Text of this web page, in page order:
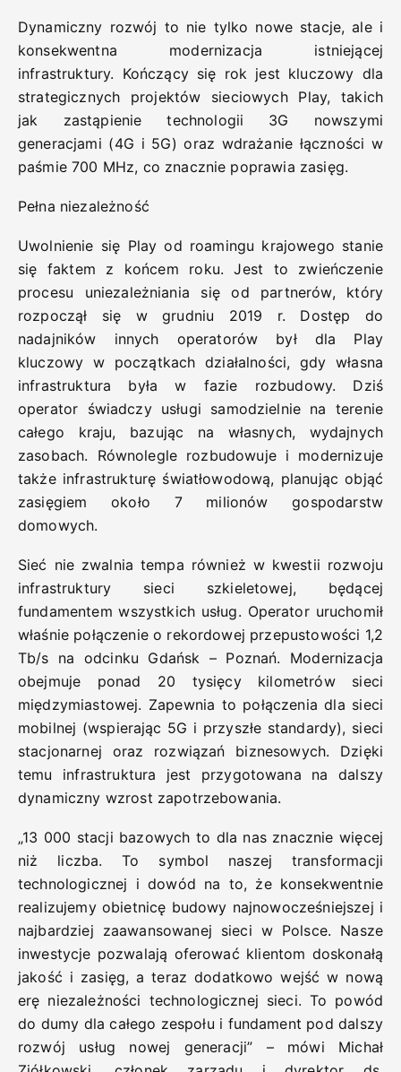
Dynamiczny rozwój to nie tylko nowe stacje, ale i
konsekwentna modernizacja istniejącej
infrastruktury. Kończący się rok jest kluczowy dla
strategicznych projektów sieciowych Play, takich
jak zastąpienie technologii 3G nowszymi
generacjami (4G i 5G) oraz wdrażanie łączności w
paśmie 700 MHz, co znacznie poprawia zasięg.
Pełna niezależność
Uwolnienie się Play od roamingu krajowego stanie
się faktem z końcem roku. Jest to zwieńczenie
procesu uniezależniania się od partnerów, który
rozpoczął się w grudniu 2019 r. Dostęp do
nadajników innych operatorów był dla Play
kluczowy w początkach działalności, gdy własna
infrastruktura była w fazie rozbudowy. Dziś
operator świadczy usługi samodzielnie na terenie
całego kraju, bazując na własnych, wydajnych
zasobach. Równolegle rozbudowuje i modernizuje
także infrastrukturę światłowodową, planując objąć
zasięgiem około 7 milionów gospodarstw
domowych.
Sieć nie zwalnia tempa również w kwestii rozwoju
infrastruktury sieci szkieletowej, będącej
fundamentem wszystkich usług. Operator uruchomił
właśnie połączenie o rekordowej przepustowości 1,2
Tb/s na odcinku Gdańsk – Poznań. Modernizacja
obejmuje ponad 20 tysięcy kilometrów sieci
międzymiastowej. Zapewnia to połączenia dla sieci
mobilnej (wspierając 5G i przyszłe standardy), sieci
stacjonarnej oraz rozwiązań biznesowych. Dzięki
temu infrastruktura jest przygotowana na dalszy
dynamiczny wzrost zapotrzebowania.
„13 000 stacji bazowych to dla nas znacznie więcej
niż liczba. To symbol naszej transformacji
technologicznej i dowód na to, że konsekwentnie
realizujemy obietnicę budowy najnowocześniejszej i
najbardziej zaawansowanej sieci w Polsce. Nasze
inwestycje pozwalają oferować klientom doskonałą
jakość i zasięg, a teraz dodatkowo wejść w nową
erę niezależności technologicznej sieci. To powód
do dumy dla całego zespołu i fundament pod dalszy
rozwój usług nowej generacji” – mówi Michał